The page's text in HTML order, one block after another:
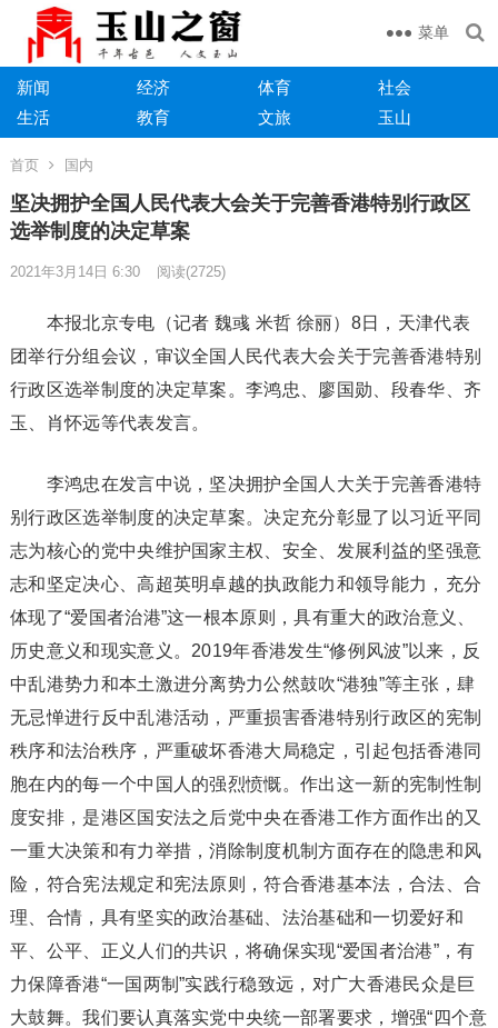
菜单
新闻 经济 体育
社会
生活
教育 文旅 玉山
首页 国内
坚决拥护全国人民代表大会关于完善香港特别行政区
选举制度的决定草案
2021年3月14日 6:30 阅读(2725)
本报北京专电（记者 魏彧 米哲 徐丽）8日，天津代表
团举行分组会议，审议全国人民代表大会关于完善香港特别
行政区选举制度的决定草案。李鸿忠、廖国勋、段春华、齐
玉、肖怀远等代表发言。
李鸿忠在发言中说，坚决拥护全国人大关于完善香港特
别行政区选举制度的决定草案。决定充分彰显了以习近平同
志为核心的党中央维护国家主权、安全、发展利益的坚强意
志和坚定决心、高超英明卓越的执政能力和领导能力，充分
体现了“爱国者治港”这一根本原则，具有重大的政治意义、
历史意义和现实意义。2019年香港发生“修例风波”以来，反
中乱港势力和本土激进分离势力公然鼓吹“港独”等主张，肆
无忌惮进行反中乱港活动，严重损害香港特别行政区的宪制
秩序和法治秩序，严重破坏香港大局稳定，引起包括香港同
胞在内的每一个中国人的强烈愤慨。作出这一新的宪制性制
度安排，是港区国安法之后党中央在香港工作方面作出的又
一重大决策和有力举措，消除制度机制方面存在的隐患和风
险，符合宪法规定和宪法原则，符合香港基本法，合法、合
理、合情，具有坚实的政治基础、法治基础和一切爱好和
平、公平、正义人们的共识，将确保实现“爱国者治港”，有
力保障香港“一国两制”实践行稳致远，对广大香港民众是巨
大鼓舞。我们要认真落实党中央统一部署要求，增强“四个意